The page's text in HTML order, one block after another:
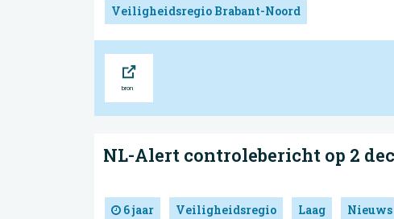
Veiligheidsregio Brabant-Noord
NL-Alert controlebericht op 2
6 jaar Veiligheidsregio Laag Nieuws